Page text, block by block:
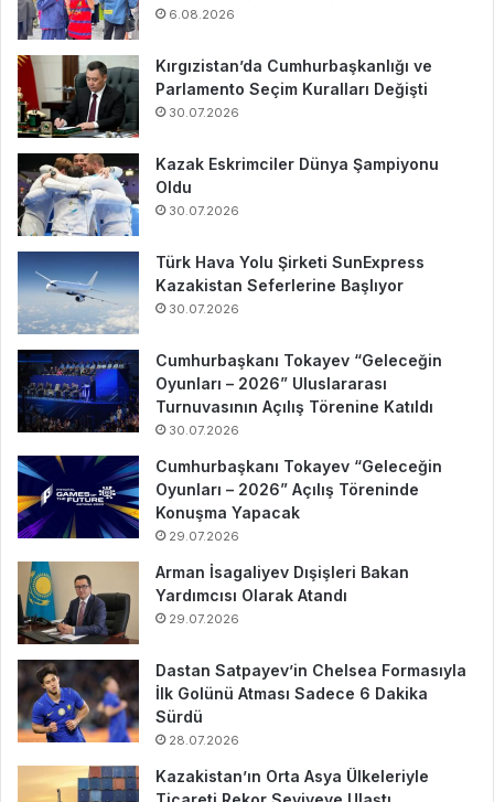
6.08.2026
Kırgızistan’da Cumhurbaşkanlığı ve
Parlamento Seçim Kuralları Değişti
30.07.2026
Kazak Eskrimciler Dünya Şampiyonu
Oldu
30.07.2026
Türk Hava Yolu Şirketi SunExpress
Kazakistan Seferlerine Başlıyor
30.07.2026
Cumhurbaşkanı Tokayev “Geleceğin
Oyunları – 2026” Uluslararası
Turnuvasının Açılış Törenine Katıldı
30.07.2026
Cumhurbaşkanı Tokayev “Geleceğin
Oyunları – 2026” Açılış Töreninde
Konuşma Yapacak
29.07.2026
Arman İsagaliyev Dışişleri Bakan
Yardımcısı Olarak Atandı
29.07.2026
Dastan Satpayev’in Chelsea Formasıyla
İlk Golünü Atması Sadece 6 Dakika
Sürdü
28.07.2026
Kazakistan’ın Orta Asya Ülkeleriyle